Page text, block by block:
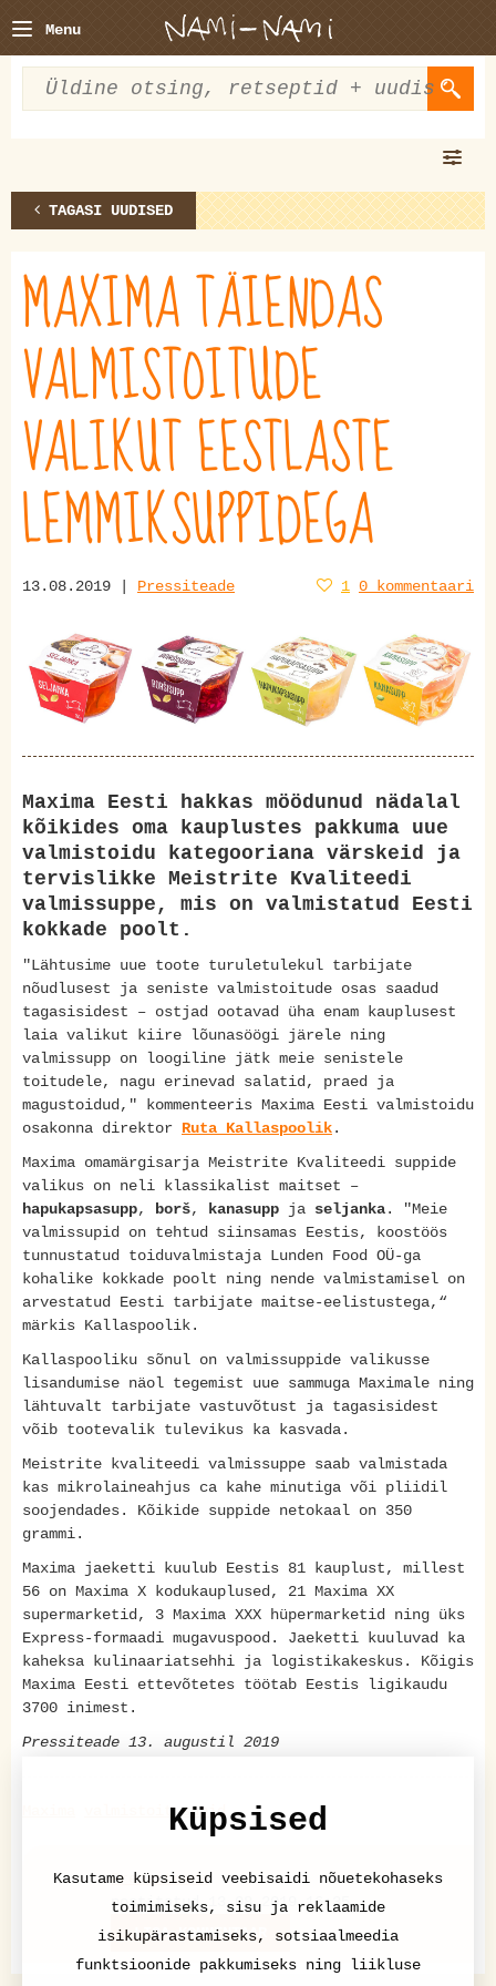
Menu
TAGASI UUDISED
MAXIMA TÄIENDAS
VALMISTOITUDE
VALIKUT EESTLASTE
LEMMIKSUPPIDEGA
13.08.2019 | Pressiteade 1 0 kommentaari
Maxima Eesti hakkas möödunud nädalal
kõikides oma kauplustes pakkuma uue
valmistoidu kategooriana värskeid ja
tervislikke Meistrite Kvaliteedi
valmissuppe, mis on valmistatud Eesti
kokkade poolt.
"Lähtusime uue toote turuletulekul tarbijate
nõudlusest ja seniste valmistoitude osas saadud
tagasisidest – ostjad ootavad üha enam kauplusest
laia valikut kiire lõunasöögi järele ning
valmissupp on loogiline jätk meie senistele
toitudele, nagu erinevad salatid, praed ja
magustoidud," kommenteeris Maxima Eesti valmistoidu
osakonna direktor Ruta Kallaspoolik.
Maxima omamärgisarja Meistrite Kvaliteedi suppide
valikus on neli klassikalist maitset –
hapukapsasupp, borš, kanasupp ja seljanka. "Meie
valmissupid on tehtud siinsamas Eestis, koostöös
tunnustatud toiduvalmistaja Lunden Food OÜ-ga
kohalike kokkade poolt ning nende valmistamisel on
arvestatud Eesti tarbijate maitse-eelistustega,“
märkis Kallaspoolik.
Kallaspooliku sõnul on valmissuppide valikusse
lisandumise näol tegemist uue sammuga Maximale ning
lähtuvalt tarbijate vastuvõtust ja tagasisidest
võib tootevalik tulevikus ka kasvada.
Meistrite kvaliteedi valmissuppe saab valmistada
kas mikrolaineahjus ca kahe minutiga või pliidil
soojendades. Kõikide suppide netokaal on 350
grammi.
Maxima jaeketti kuulub Eestis 81 kauplust, millest
56 on Maxima X kodukauplused, 21 Maxima XX
supermarketid, 3 Maxima XXX hüpermarketid ning üks
Express-formaadi mugavuspood. Jaeketti kuuluvad ka
kaheksa kulinaariatsehhi ja logistikakeskus. Kõigis
Maxima Eesti ettevõtetes töötab Eestis ligikaudu
3700 inimest.
Pressiteade 13. augustil 2019
valmistoit supid
Pressiteade
postitatud 13.08.2019 16:35
LISA KOMMENTAAR
Küpsised
Kasutame küpsiseid veebisaidi nõuetekohaseks
toimimiseks, sisu ja reklaamide
isikupärastamiseks, sotsiaalmeedia
funktsioonide pakkumiseks ning liikluse